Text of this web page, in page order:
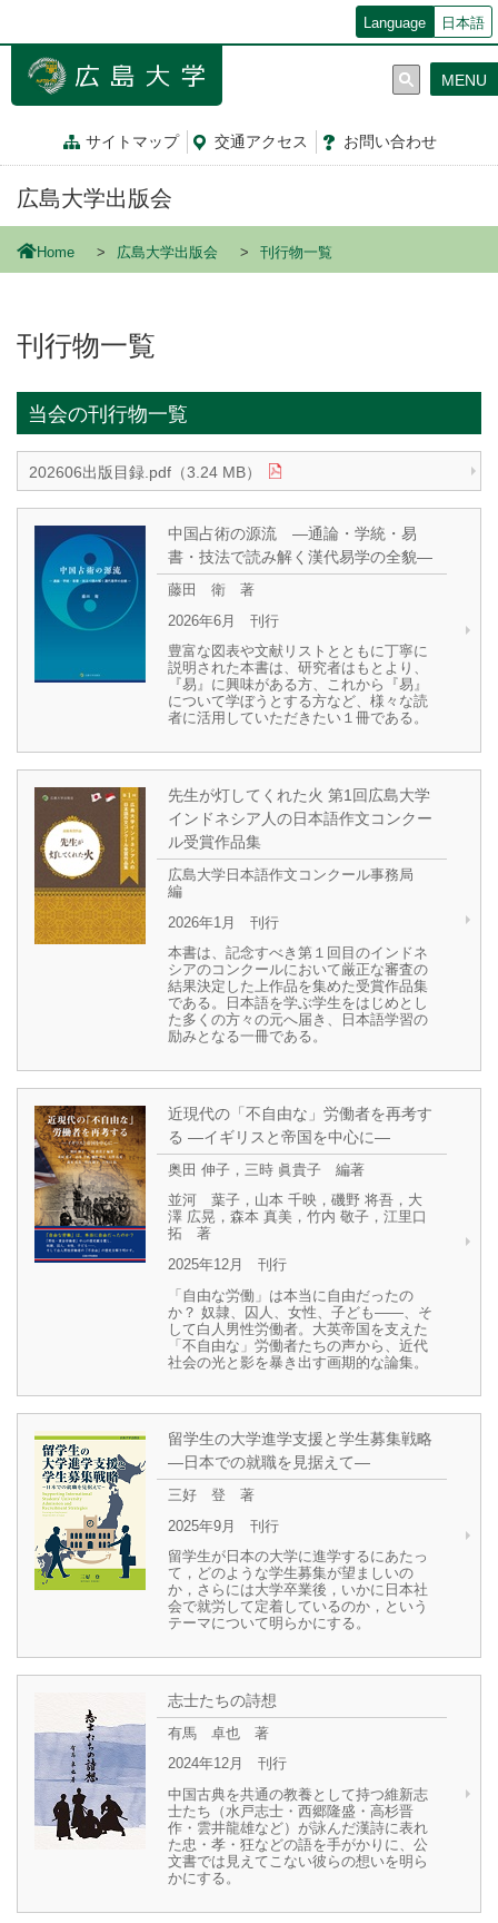
ン
Language 日本語
サイトマップ 交通アクセス お問い合わせ
MENU
広島大学出版会
Home 広島大学出版会 刊行物一覧
刊行物一覧
当会の刊行物一覧
202606出版目録.pdf（3.24 MB）
中国占術の源流 ―通論・学統・易
書・技法で読み解く漢代易学の全貌―
藤田 衛 著
2026年6月 刊行
豊富な図表や文献リストとともに丁寧に
説明された本書は、研究者はもとより、
『易』に興味がある方、これから『易』
について学ぼうとする方など、様々な読
者に活用していただきたい１冊である。
先生が灯してくれた火 第1回広島大学
インドネシア人の日本語作文コンクー
ル受賞作品集
広島大学日本語作文コンクール事務局
編
2026年1月 刊行
本書は、記念すべき第１回目のインドネ
シアのコンクールにおいて厳正な審査の
結果決定した上作品を集めた受賞作品集
である。日本語を学ぶ学生をはじめとし
た多くの方々の元へ届き、日本語学習の
励みとなる一冊である。
近現代の「不自由な」労働者を再考す
る ―イギリスと帝国を中心に―
奥田 伸子，三時 眞貴子 編著
並河 葉子，山本 千映，磯野 将吾，大
澤 広晃，森本 真美，竹内 敬子，江里口
拓 著
2025年12月 刊行
「自由な労働」は本当に自由だったの
か？ 奴隷、囚人、女性、子ども――、そ
して白人男性労働者。大英帝国を支えた
「不自由な」労働者たちの声から、近代
社会の光と影を暴き出す画期的な論集。
留学生の大学進学支援と学生募集戦略
―日本での就職を見据えて―
三好 登 著
2025年9月 刊行
留学生が日本の大学に進学するにあたっ
て，どのような学生募集が望ましいの
か，さらには大学卒業後，いかに日本社
会で就労して定着しているのか，という
テーマについて明らかにする。
志士たちの詩想
有馬 卓也 著
2024年12月 刊行
中国古典を共通の教養として持つ維新志
士たち（水戸志士・西郷隆盛・高杉晋
作・雲井龍雄など）が詠んだ漢詩に表れ
た忠・孝・狂などの語を手がかりに、公
文書では見えてこない彼らの想いを明ら
かにする。